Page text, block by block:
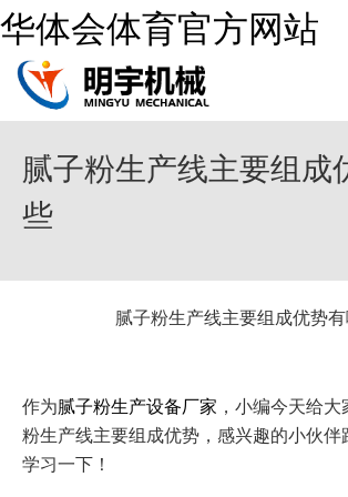
华体会体育官方网站
腻子粉生产线主要组成
些
腻子粉生产线主要组成优势
作为腻子粉生产设备厂家 ，小编今天给
粉生产线主要组成优势，感兴趣的小伙
学习一下！